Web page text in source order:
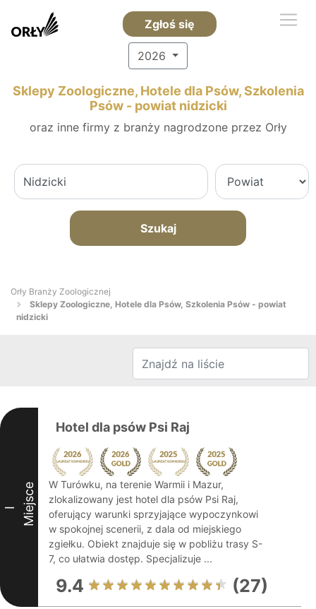
Zgłoś się
2026
Sklepy Zoologiczne, Hotele dla Psów, Szkolenia
Psów - powiat nidzicki
oraz inne firmy z branży nagrodzone przez Orły
Szukaj
Orły Branży Zoologicznej
Sklepy Zoologiczne, Hotele dla Psów, Szkolenia Psów - powiat
nidzicki
I Miejsce
Hotel dla psów Psi Raj
W Turówku, na terenie Warmii i Mazur,
zlokalizowany jest hotel dla psów Psi Raj,
oferujący warunki sprzyjające wypoczynkowi
w spokojnej scenerii, z dala od miejskiego
zgiełku. Obiekt znajduje się w pobliżu trasy S-
7, co ułatwia dostęp. Specjalizuje ...
9.4 (27)